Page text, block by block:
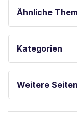
Ähnliche
BESTE
Kategorien
Weitere Seiten
CasinoOnline.de